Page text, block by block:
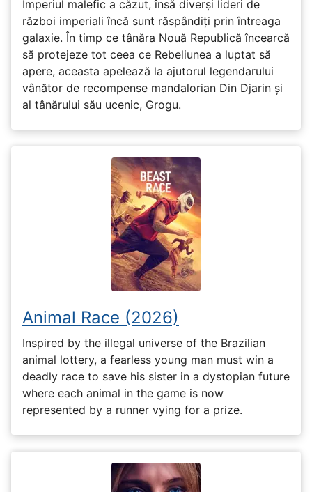
Imperiul malefic a căzut, însă diverși lideri de
război imperiali încă sunt răspândiți prin întreaga
galaxie. În timp ce tânăra Nouă Republică încearcă
să protejeze tot ceea ce Rebeliunea a luptat să
apere, aceasta apelează la ajutorul legendarului
vânător de recompense mandalorian Din Djarin și
al tânărului său ucenic, Grogu.
Animal Race (2026)
Inspired by the illegal universe of the Brazilian
animal lottery, a fearless young man must win a
deadly race to save his sister in a dystopian future
where each animal in the game is now
represented by a runner vying for a prize.